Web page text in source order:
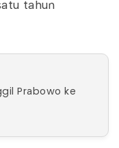
tahun
Prabowo ke